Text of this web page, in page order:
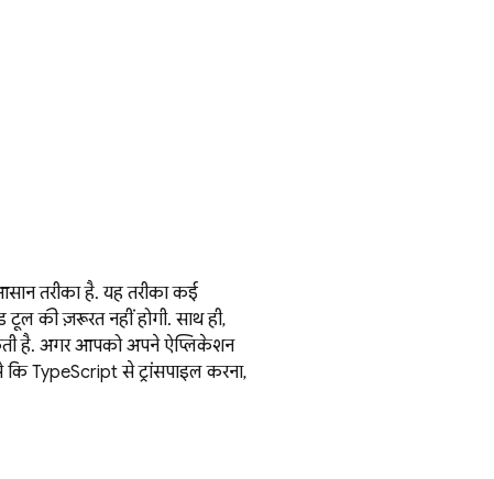
तरीका है. यह तरीका कई
की ज़रूरत नहीं होगी. साथ ही,
है. अगर आपको अपने ऐप्लिकेशन
TypeScript से ट्रांसपाइल करना,